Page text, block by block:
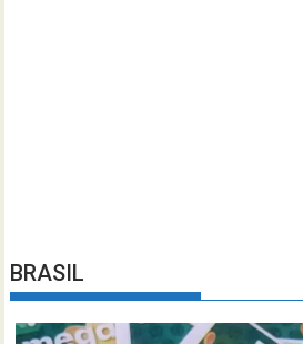
BRASIL